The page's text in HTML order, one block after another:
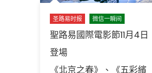
最
大
增
長
萬
圣路易时报 微信一瞬间
聖路易國際電影節11月4日
登場
《北京之春》、《五彩繽